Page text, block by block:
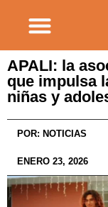
APALI: la
que impulsa
niñas y
POR: NOTICIAS
ENERO 23, 2026